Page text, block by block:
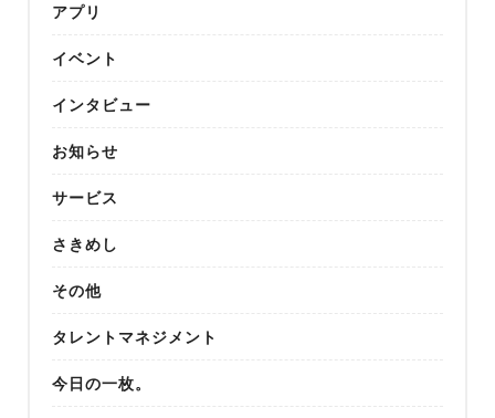
アプリ
イベント
インタビュー
お知らせ
サービス
さきめし
その他
タレントマネジメント
今日の一枚。